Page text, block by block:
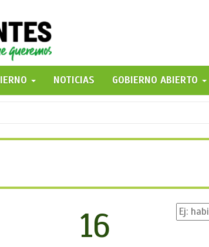
NOTICIAS GOBIERNO ABIERTO
16